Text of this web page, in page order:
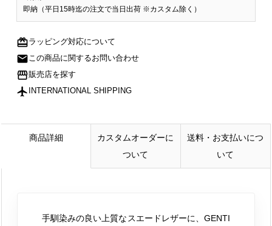
即納（平日15時迄の注文で当日出荷 ※カスタム除く）
redeemラッピング対応について
mailこの商品に関するお問い合わせ
storefront販売店を探す
flight INTERNATIONAL SHIPPING
商品詳細
カスタムオーダーに
ついて
送料・お支払いにつ
いて
手馴染みの良い上質なスエードレザーに、GENTI